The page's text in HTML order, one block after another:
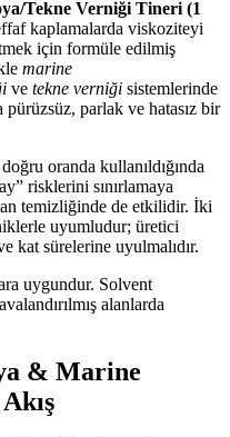
Tekne Verniği Tineri (1
kaplamalarda viskoziteyi
için formüle edilmiş
marine
ve tekne verniği sistemlerinde
parlak ve hatasız bir
oranda kullanıldığında
risklerini sınırlamaya
temizliğinde de etkilidir. İki
uyumludur; üretici
kat sürelerine uyulmalıdır.
uygundur. Solvent
alanlarda
& Marine